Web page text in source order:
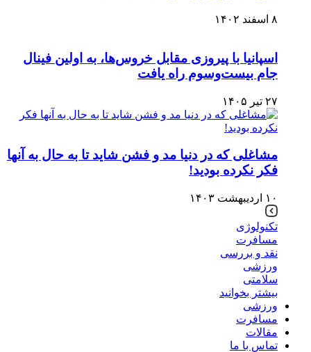
۸ اسفند ۱۴۰۲
اسپانیا با پیروزی مقابل خروس‌ها، به اولین فینال
جام بیست‌وسوم راه یافت
۲۷ تیر ۱۴۰۵
مشاغلی که در دنیا مد و فشن شاید تا به حال به آنها
فکر نکرده بودید!
۱۰ اردیبهشت ۱۴۰۳
تکنولوژی
مسافرت
نقد و بررسی
ورزشی
سلامتی
بیشتر بخوانید
ورزشی
مسافرت
مقالات
تماس با ما